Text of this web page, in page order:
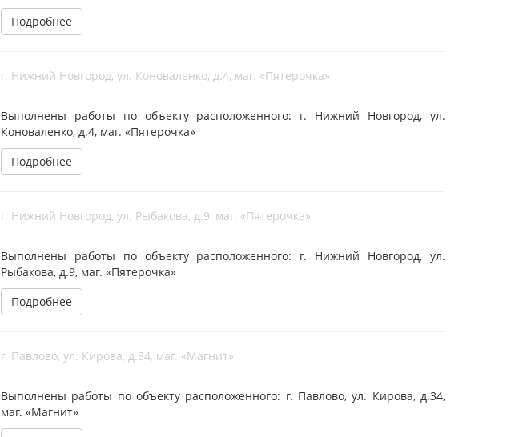
Подробнее
г. Нижний Новгород, ул. Коноваленко, д.4, маг. «Пятерочка»
Выполнены работы по объекту расположенного: г. Нижний Новгород, ул.
Коноваленко, д.4, маг. «Пятерочка»
Подробнее
г. Нижний Новгород, ул. Рыбакова, д.9, маг. «Пятерочка»
Выполнены работы по объекту расположенного: г. Нижний Новгород, ул.
Рыбакова, д.9, маг. «Пятерочка»
Подробнее
г. Павлово, ул. Кирова, д.34, маг. «Магнит»
Выполнены работы по объекту расположенного: г. Павлово, ул. Кирова, д.34,
маг. «Магнит»